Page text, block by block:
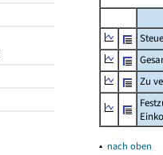
Zu
▴ nach oben